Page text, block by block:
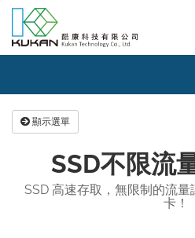
顯示選單
SSD不限流
SSD 高速存取，無限制的流
卡！